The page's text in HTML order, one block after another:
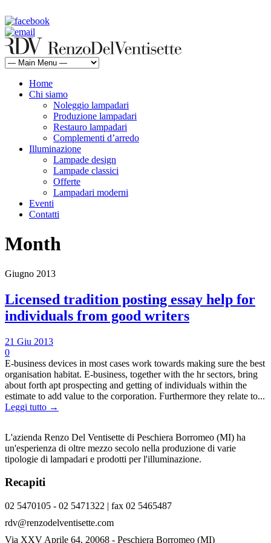
Home
Chi siamo
Noleggio lampadari
Produzione lampadari
Restauro lampadari
Complementi d’arredo
Illuminazione
Lampade design
Lampade classici
Offerte
Lampadari moderni
Eventi
Contatti
Month
Giugno 2013
Licensed tradition posting essay help for
individuals from good writers
21 Giu 2013
0
E-business devices in most cases work towards making sure the best
organisation habitat. E-business, together with the hr sectors, bring
about forth apt prospecting and getting of individuals within the
estimate to add value to the corporation. Furthermore they relate to...
Leggi tutto →
L'azienda Renzo Del Ventisette di Peschiera Borromeo (MI) ha
un'esperienza di oltre mezzo secolo nella produzione di varie
tipologie di lampadari e prodotti per l'illuminazione.
Recapiti
02 5470105 - 02 5471322 | fax 02 5465487
rdv@renzodelventisette.com
Via XXV Aprile 64, 20068 - Peschiera Borromeo (MI)